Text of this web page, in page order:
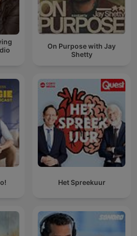
On Purpose with Jay
Shetty
Het Spreekuur